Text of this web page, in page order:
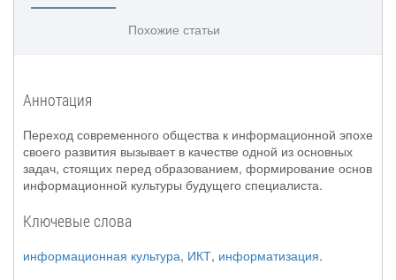
Похожие статьи
Аннотация
Переход современного общества к информационной эпохе
своего развития вызывает в качестве одной из основных
задач, стоящих перед образованием, формирование основ
информационной культуры будущего специалиста.
Ключевые слова
информационная культура, ИКТ, информатизация.